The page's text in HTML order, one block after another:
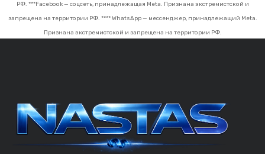
РФ. ***Facebook — соцсеть, принадлежащая Meta. Признана экстремистской и
запрещена на территории РФ. **** WhatsApp — мессенджер, принадлежащий Meta.
Признана экстремистской и запрещена на территории РФ.